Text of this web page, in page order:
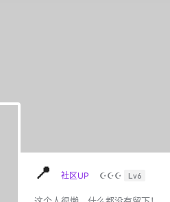
📍 社区UP ☪☪☪ Lv6